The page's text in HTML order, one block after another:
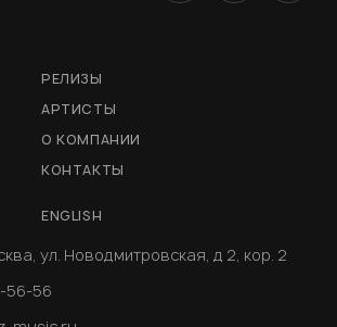
РЕЛИЗЫ
АРТИСТЫ
О КОМПАНИИ
КОНТАКТЫ
ENGLISH
ул. Новодмитровская, д 2, кор. 2
56-56